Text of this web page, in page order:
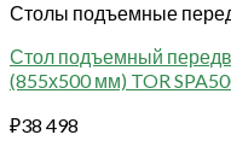
Столы подъемные
Стол подъемный
(855х500 мм) TOR
₽38 498